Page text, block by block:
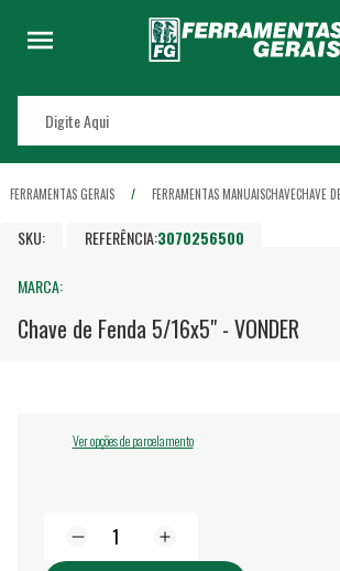
FERRAMENTAS GERAIS FERRAMENTAS MANUAISCHAVECHAVE
SKU: REFERÊNCIA:3070256500
MARCA:
Chave de Fenda 5/16x5" - VONDER
Ver opções de parcelamento